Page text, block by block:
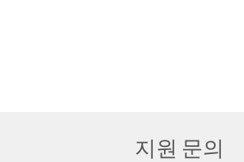
지원 문의